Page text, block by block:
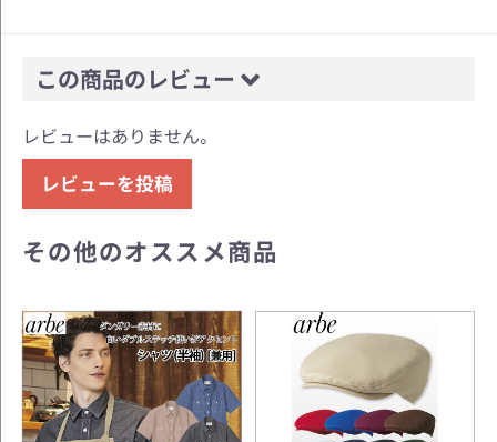
この商品のレビュー
レビューはありません。
レビューを投稿
その他のオススメ商品